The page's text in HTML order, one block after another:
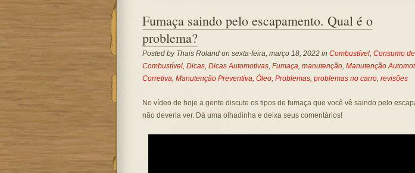
Fumaça saindo pelo escapamento. Qual é o
problema?
Posted by Thais Rolandon sexta-feira, março 18, 2022 in Combustível, Consumo de
Combustível, Dicas, Dicas Automotivas, Fumaça, manutenção, Manutenção
Corretiva, Manutenção Preventiva, Óleo, Problemas, problemas no carro, revisões
No vídeo de hoje a gente discute os tipos de fumaça que você vê saindo pelo
não deveria ver. Dá uma olhadinha e deixa seus comentários!